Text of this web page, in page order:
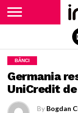
BĂNCI
Germania
UniCredit
By Bogdan